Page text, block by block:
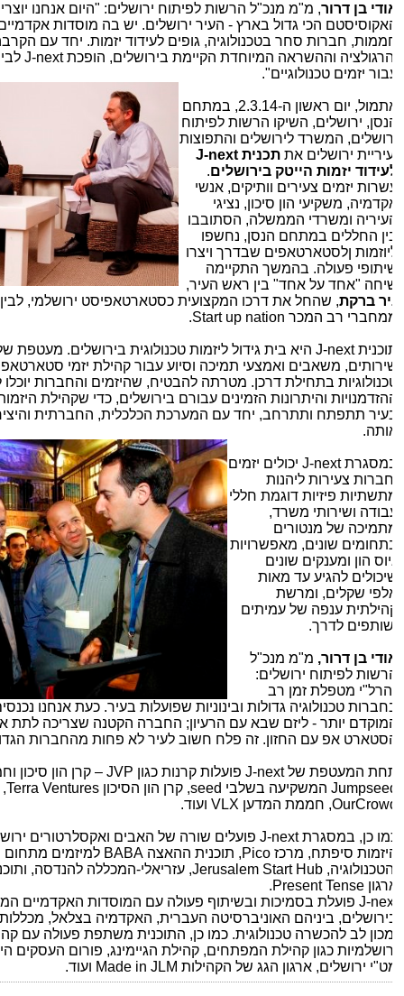
בן דרור, מ"מ מנכ"ל הרשות לפיתוח ירושלים: "היום אנחנו
הכי גדול בארץ - העיר ירושלים. יש בה מוסדות
חברות סחר בטכנולוגיה, גופים לעידוד יזמות. יחד עם
וההשראה המיוחדת הקיימת בירושלים, הופכתJ-nextלבית
יזמים טכנולוגיים".
אתמול, יום ראשון ה-2.3.14, במתחם
ירושלים, השיקו הרשות לפיתוח
המשרד לירושלים והתפוצות
ירושלים אתתכניתJ-next
יזמות הייטק בירושלים.
יזמים צעירים וותיקים, אנשי
משקיעי הון סיכון, נציגי
ומשרדי הממשלה, הסתובבו
החללים במתחם הנסן, נחשפו
ןלסטארטאפים שבדרך ויצרו
פעולה. בהמשך התקיימה
"אחד על אחד" בין ראש העיר,
ברקת, שהחל את דרכו המקצועית כסטארטאפיסט ירושלמי, לבין
רב המכרStart up nation
.
J-nextהיא בית גידול ליזמות טכנולוגית בירושלים. מעטפת
משאבים ואמצעי תמיכה וסיוע עבור קהילת יזמי סטארטאפ
בתחילת דרכן. מטרתה להבטיח, שהיזמים והחברות יוכלו
והיתרונות הזמינים עבורם בירושלים, כדי שקהילת היזמות
תתפתח ותתרחב, יחד עם המערכת הכלכלית, החברתית
J-nextיכולים יזמים
צעירות ליהנות
פיזיות דוגמת חללי
ושירותי משרד,
של מנטורים
שונים, מאפשרויות
הון ומענקים שונים
להגיע עד מאות
שקלים, ומרשת
ענפה של עמיתים
לדרך.
בן דרור,מ"מ מנכ"ל
לפיתוח ירושלים:
מטפלת זמן רב
טכנולוגיה גדולות ובינוניות שפועלות בעיר. כעת אנחנו
יותר - ליזם שבא עם הרעיון; החברה הקטנה שצריכה לתת
אפ עם החזון. זה פלח חשוב לעיר לא פחות מהחברות
המעטפת שלJ-nextפועלות קרנות כגוןJVP– קרן הון סיכון
המשקיעה בשלביseed, קרן הון הסיכוןTerra Ventures
,
, חממת המדעןVLXועוד.
כן, במסגרתJ-nextפועלים שורה של האבים ואקסלרטורים
סיפתח, מרכזPico, תוכנית ההאצהBABAלמיזמים מתחום
Jerusalem Start Hub, עזריאלי-המכללה להנדסה,
Present Tense
.
J-פועלת בסמיכות ובשיתוף פעולה עם המוסדות האקדמיים
ביניהם האוניברסיטה העברית, האקדמיה בצלאל, מכללות
לב להכשרה טכנולוגית. כמו כן, התוכנית משתפת פעולה עם
כגון קהילת המפתחים, קהילת הגיימינג, פורום העסקים
ירושלים, ארגון הגג של הקהילותMade in JLMועוד.